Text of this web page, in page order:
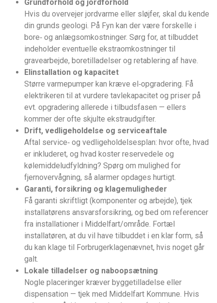
Grundforhold og jordforhold
Hvis du overvejer jordvarme eller sløjfer, skal du kende
din grunds geologi. På Fyn kan der være forskelle i
bore‑ og anlægsomkostninger. Sørg for, at tilbuddet
indeholder eventuelle ekstraomkostninger til
gravearbejde, boretilladelser og retablering af have.
Elinstallation og kapacitet
Større varmepumper kan kræve el‑opgradering. Få
elektrikeren til at vurdere tavlekapacitet og priser på
evt. opgradering allerede i tilbudsfasen — ellers
kommer der ofte skjulte ekstraudgifter.
Drift, vedligeholdelse og serviceaftale
Aftal service‑ og vedligeholdelsesplan: hvor ofte, hvad
er inkluderet, og hvad koster reservedele og
kølemiddeludfyldning? Spørg om mulighed for
fjernovervågning, så alarmer opdages hurtigt.
Garanti, forsikring og klagemuligheder
Få garanti skriftligt (komponenter og arbejde), tjek
installatørens ansvarsforsikring, og bed om referencer
fra installationer i Middelfart/område. Fortæl
installatøren, at du vil have tilbuddet i en klar form, så
du kan klage til Forbrugerklagenævnet, hvis noget går
galt.
Lokale tilladelser og naboopsætning
Nogle placeringer kræver byggetilladelse eller
dispensation — tjek med Middelfart Kommune. Hvis